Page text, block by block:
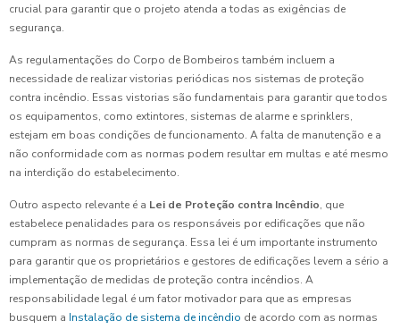
crucial para garantir que o projeto atenda a todas as exigências de
segurança.
As regulamentações do Corpo de Bombeiros também incluem a
necessidade de realizar vistorias periódicas nos sistemas de proteção
contra incêndio. Essas vistorias são fundamentais para garantir que todos
os equipamentos, como extintores, sistemas de alarme e sprinklers,
estejam em boas condições de funcionamento. A falta de manutenção e a
não conformidade com as normas podem resultar em multas e até mesmo
na interdição do estabelecimento.
Outro aspecto relevante é a Lei de Proteção contra Incêndio, que
estabelece penalidades para os responsáveis por edificações que não
cumpram as normas de segurança. Essa lei é um importante instrumento
para garantir que os proprietários e gestores de edificações levem a sério a
implementação de medidas de proteção contra incêndios. A
responsabilidade legal é um fator motivador para que as empresas
busquem a Instalação de sistema de incêndio de acordo com as normas